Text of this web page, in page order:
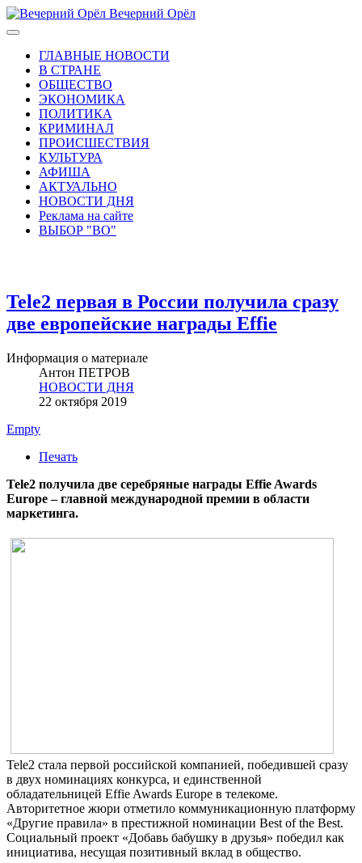
Вечерний Орёл
ГЛАВНЫЕ НОВОСТИ
В СТРАНЕ
ОБЩЕСТВО
ЭКОНОМИКА
ПОЛИТИКА
КРИМИНАЛ
ПРОИСШЕСТВИЯ
КУЛЬТУРА
АФИША
АКТУАЛЬНО
НОВОСТИ ДНЯ
Реклама на сайте
ВЫБОР "ВО"
Tele2 первая в России получила сразу
две европейские награды Effie
Информация о материале
Антон ПЕТРОВ
НОВОСТИ ДНЯ
22 октября 2019
Empty
Печать
Tele2 получила две серебряные награды Effie Awards
Europe – главной международной премии в области
маркетинга.
Tele2 стала первой российской компанией, победившей сразу
в двух номинациях конкурса, и единственной
обладательницей Effie Awards Europe в телекоме.
Авторитетное жюри отметило коммуникационную платформу
«Другие правила» в престижной номинации Best of the Best.
Социальный проект «Добавь бабушку в друзья» победил как
инициатива, несущая позитивный вклад в общество.